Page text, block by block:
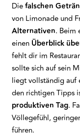
Diefalschen
von Limonade und
Alternativen. Beim
einen Überblick
fehlt dir im
sollte sich auf sein
liegt vollständig auf
den richtigen Tipps
produktiven Tag.
Völlegefühl,
führen.